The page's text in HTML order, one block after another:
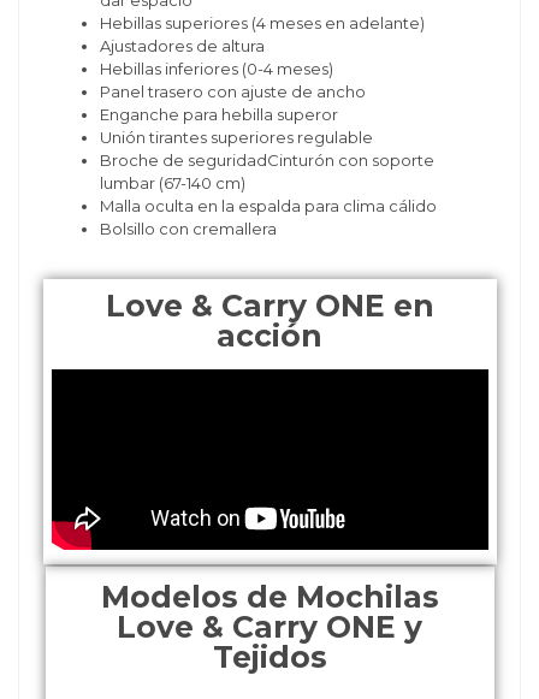
Hebillas superiores (4 meses en adelante)
Ajustadores de altura
Hebillas inferiores (0-4 meses)
Panel trasero con ajuste de ancho
Enganche para hebilla superor
Unión tirantes superiores regulable
Broche de seguridadCinturón con soporte
lumbar (67-140 cm)
Malla oculta en la espalda para clima cálido
Bolsillo con cremallera
Love & Carry ONE en
acción
Modelos de Mochilas
Love & Carry ONE y
Tejidos